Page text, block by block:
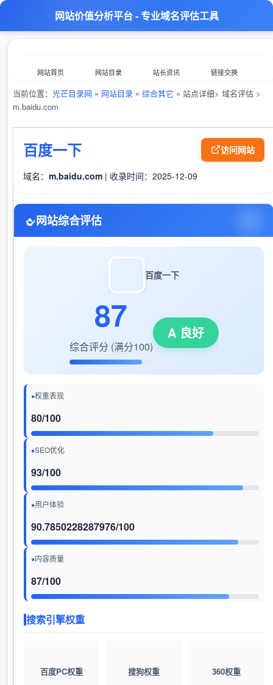
网站价值分析平台 - 专业域名评估工具
网站首页 网站目录 站长资讯 链接交换
分类浏览 最新收录 数据归档 TOP排行榜
意见反馈 外链工具 综合查询
当前位置： 光芒目录网 » 网站目录 » 综合其它 » 站点详细> 域名评估 >
m.baidu.com
百度一下 访问网站
域名： m.baidu.com | 收录时间：2025-12-09
网站综合评估
百度一下
87
综合评分 (满分100)
A 良好
权重表现
80/100
SEO优化
93/100
用户体验
90.7850228287976/100
内容质量
87/100
搜索引擎权重
百度PC权重 搜狗权重 360权重